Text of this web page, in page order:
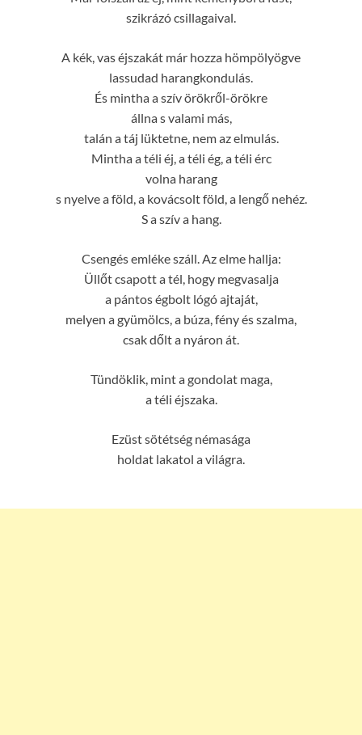
szikrázó csillagaival.
A kék, vas éjszakát már hozza hömpölyögve
lassudad harangkondulás.
És mintha a szív örökről-örökre
állna s valami más,
talán a táj lüktetne, nem az elmulás.
Mintha a téli éj, a téli ég, a téli érc
volna harang
s nyelve a föld, a kovácsolt föld, a lengő nehéz.
S a szív a hang.
Csengés emléke száll. Az elme hallja:
Üllőt csapott a tél, hogy megvasalja
a pántos égbolt lógó ajtaját,
melyen a gyümölcs, a búza, fény és szalma,
csak dőlt a nyáron át.
Tündöklik, mint a gondolat maga,
a téli éjszaka.
Ezüst sötétség némasága
holdat lakatol a világra.